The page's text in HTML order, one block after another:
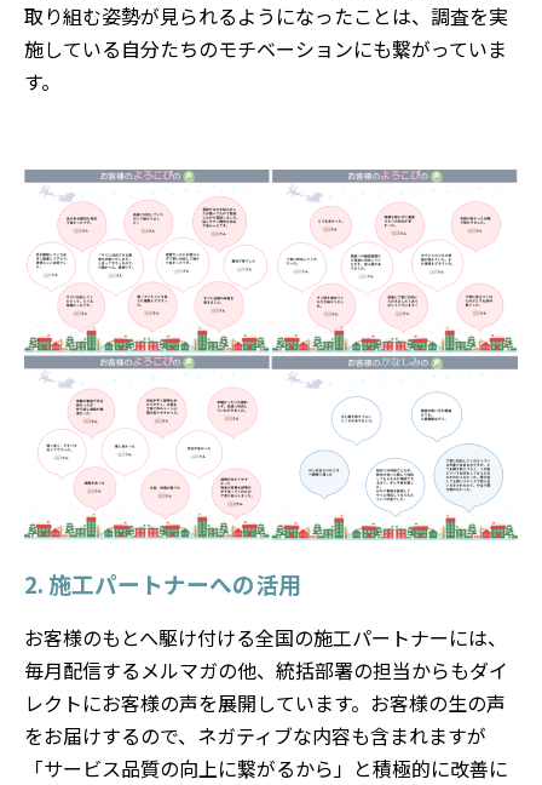
取り組む姿勢が見られるようになったことは、調査を実
施している自分たちのモチベーションにも繋がっていま
す。
2. 施工パートナーへの活用
お客様のもとへ駆け付ける全国の施工パートナーには、
毎月配信するメルマガの他、統括部署の担当からもダイ
レクトにお客様の声を展開しています。お客様の生の声
をお届けするので、ネガティブな内容も含まれますが
「サービス品質の向上に繋がるから」と積極的に改善に